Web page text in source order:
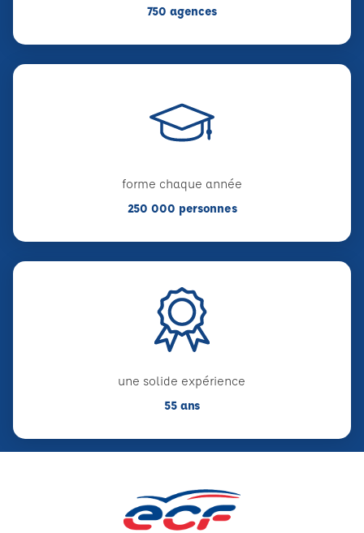
750 agences
forme chaque année
250 000 personnes
une solide expérience
55 ans